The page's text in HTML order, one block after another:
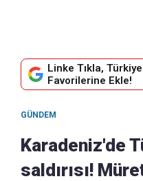
Linke Tıkla,
Favorilerine Ekle!
GÜNDEM
Karadeniz'de
saldırısı!